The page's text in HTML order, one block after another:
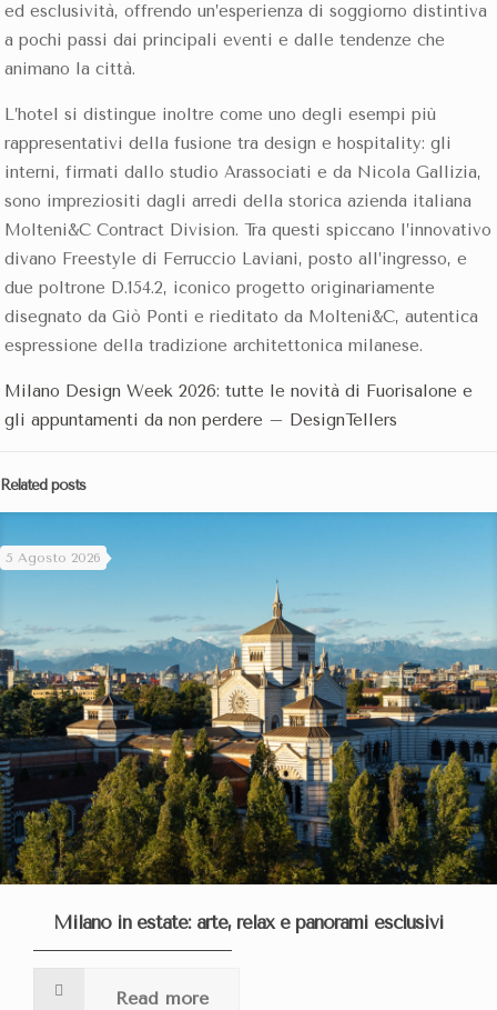
ed esclusività, offrendo un’esperienza di soggiorno distintiva
a pochi passi dai principali eventi e dalle tendenze che
animano la città.
L’hotel si distingue inoltre come uno degli esempi più
rappresentativi della fusione tra design e hospitality: gli
interni, firmati dallo studio Arassociati e da Nicola Gallizia,
sono impreziositi dagli arredi della storica azienda italiana
Molteni&C Contract Division. Tra questi spiccano l’innovativo
divano Freestyle di Ferruccio Laviani, posto all’ingresso, e
due poltrone D.154.2, iconico progetto originariamente
disegnato da Giò Ponti e rieditato da Molteni&C, autentica
espressione della tradizione architettonica milanese.
Milano Design Week 2026: tutte le novità di Fuorisalone e
gli appuntamenti da non perdere – DesignTellers
Related posts
5 Agosto 2026
Milano in estate: arte, relax e panorami esclusivi
Read more